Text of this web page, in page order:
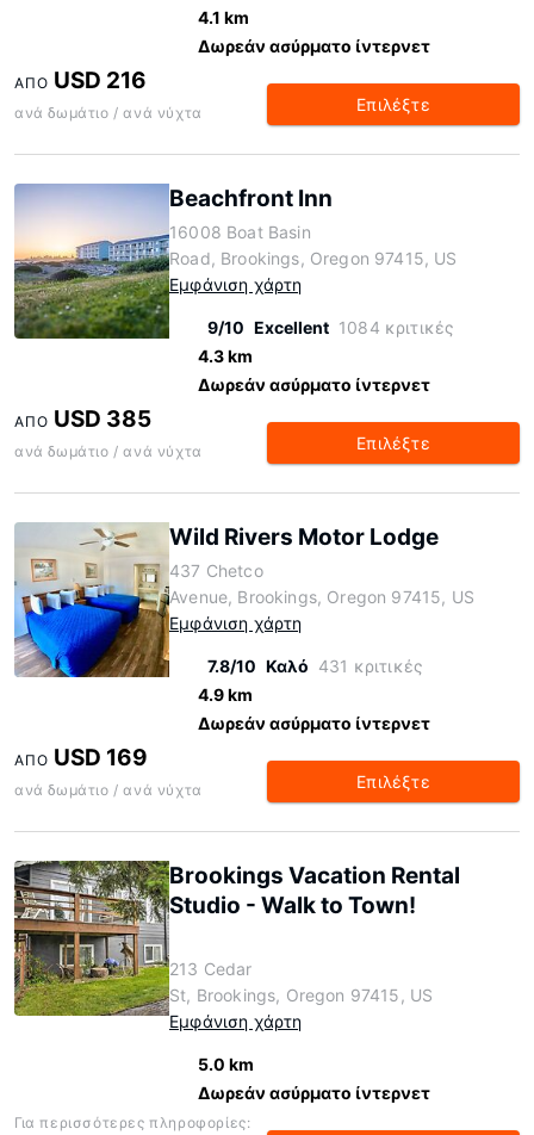
4.1 km
Δωρεάν ασύρματο ίντερνετ
ΑΠΌ USD 216
ανά δωμάτιο / ανά νύχτα Επιλέξτε
Beachfront Inn
16008 Boat Basin
Road, Brookings, Oregon 97415, US
Εμφάνιση χάρτη
9/10 Excellent 1084 κριτικές
4.3 km
Δωρεάν ασύρματο ίντερνετ
ΑΠΌ USD 385
ανά δωμάτιο / ανά νύχτα Επιλέξτε
Wild Rivers Motor Lodge
437 Chetco
Avenue, Brookings, Oregon 97415, US
Εμφάνιση χάρτη
7.8/10 Καλό 431 κριτικές
4.9 km
Δωρεάν ασύρματο ίντερνετ
ΑΠΌ USD 169
ανά δωμάτιο / ανά νύχτα Επιλέξτε
Brookings Vacation Rental
Studio - Walk to Town!
213 Cedar
St, Brookings, Oregon 97415, US
Εμφάνιση χάρτη
5.0 km
Δωρεάν ασύρματο ίντερνετ
Για περισσότερες πληροφορίες: